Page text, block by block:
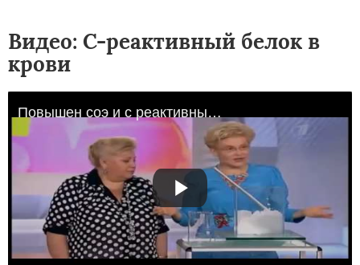
Видео: С-реактивный белок в
крови
Повышен соэ и с реактивный белок